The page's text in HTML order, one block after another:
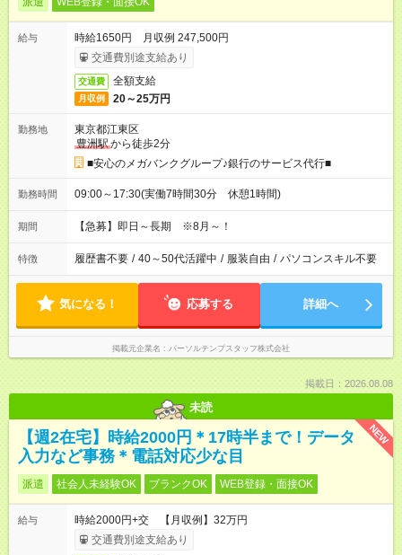
給与
時給1650円 月収例 247,500円
交通費別途支給あり
交通費 全額支給
月収例 20～25万円
勤務地
東京都江東区
豊洲駅から徒歩2分
■安心のメガバンクグループ♪銀行のサービス代行■
勤務時間 09:00～17:30(実働7時間30分 休憩1時間)
期間 【急募】即日～長期 ※8月～！
特徴 履歴書不要 / 40～50代活躍中 / 服装自由 / パソコンスキル不要
気になる！ 応募する 詳細へ
掲載元企業名 パーソルテンプスタッフ株式会社
掲載日：2026.08.08
未読
NEW
【週2在宅】時給2000円＊17時半まで！データ
入力など事務＊電話対応少な目
派遣 社会人未経験OK ブランクOK WEB登録・面接OK
給与
時給2000円+交 【月収例】32万円
交通費別途支給あり